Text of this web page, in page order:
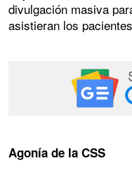
divulgación masiva
asistieran los
Agonía de la CSS